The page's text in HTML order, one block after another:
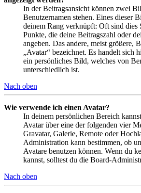
In der Beitragsansicht können zwei
Benutzernamen stehen. Eines dieser
deinem Rang verknüpft: Oft sind dies
Punkte, die deine Beitragszahl oder
angeben. Das andere, meist größere,
„Avatar“ bezeichnet. Es handelt sich
ein persönliches Bild, welches von
unterschiedlich ist.
Nach oben
Wie verwende ich einen Avatar?
In deinem persönlichen Bereich
Avatar über eine der folgenden vier
Gravatar, Galerie, Remote oder
Administration kann bestimmen, ob
Avatare benutzen können. Wenn du
kannst, solltest du die Board-
Nach oben